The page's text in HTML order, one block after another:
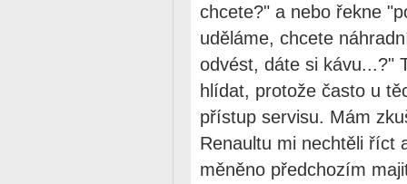
chcete?" a nebo řekne
uděláme, chcete
odvést, dáte si kávu...?"
hlídat, protože často u
přístup servisu. Mám
Renaultu mi nechtěli říct
měněno předchozím